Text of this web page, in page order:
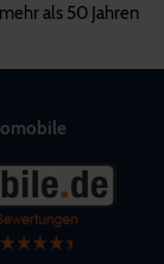
als 50 Jahren